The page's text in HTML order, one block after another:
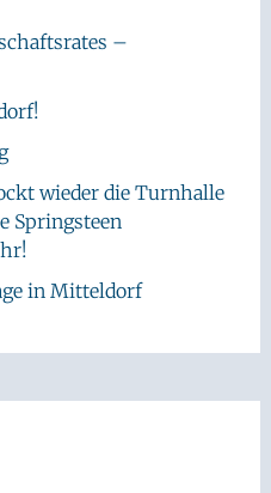
–
wieder die Turnhalle
Springsteen
in Mitteldorf